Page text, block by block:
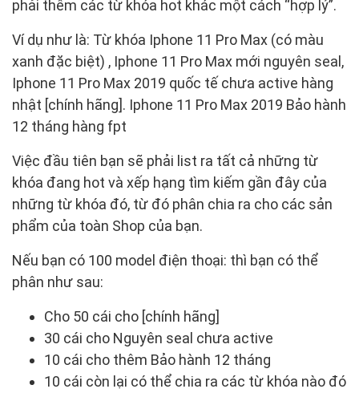
phải thêm các từ khóa hot khác một cách “hợp lý”.
Ví dụ như là: Từ khóa Iphone 11 Pro Max (có màu
xanh đặc biệt) , Iphone 11 Pro Max mới nguyên seal,
Iphone 11 Pro Max 2019 quốc tế chưa active hàng
nhật [chính hãng]. Iphone 11 Pro Max 2019 Bảo hành
12 tháng hàng fpt
Việc đầu tiên bạn sẽ phải list ra tất cả những từ
khóa đang hot và xếp hạng tìm kiếm gần đây của
những từ khóa đó, từ đó phân chia ra cho các sản
phẩm của toàn Shop của bạn.
Nếu bạn có 100 model điện thoại: thì bạn có thể
phân như sau:
Cho 50 cái cho [chính hãng]
30 cái cho Nguyên seal chưa active
10 cái cho thêm Bảo hành 12 tháng
10 cái còn lại có thể chia ra các từ khóa nào đó